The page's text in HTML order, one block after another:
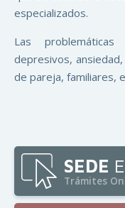
especializados.
Las
depresivos,
de pareja, familiares,
SEDE
Trámites